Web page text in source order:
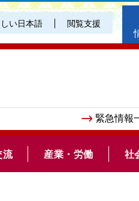
い日本語 閲覧支援
緊急情報
流 産業・労働 社